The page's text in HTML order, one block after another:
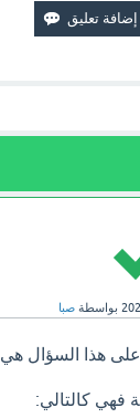
بواسطة صبا
على هذا السؤال هي
فهي كالتالي: